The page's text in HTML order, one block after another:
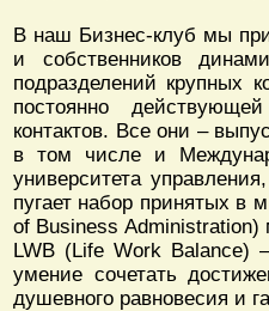
В наш Бизнес-клуб мы
и собственников
подразделений крупных
постоянно
контактов. Все они –
в том числе и
университета
пугает набор принятых в
of Business Administration)
LWB (Life Work Balance)
умение сочетать
душевного равновесия и